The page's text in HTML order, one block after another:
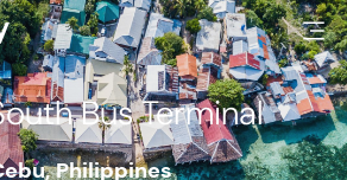
Bus Terminal
,Philippines